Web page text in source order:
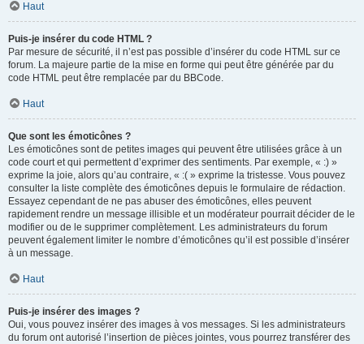
Haut
Puis-je insérer du code HTML ?
Par mesure de sécurité, il n’est pas possible d’insérer du code HTML sur ce
forum. La majeure partie de la mise en forme qui peut être générée par du
code HTML peut être remplacée par du BBCode.
Haut
Que sont les émoticônes ?
Les émoticônes sont de petites images qui peuvent être utilisées grâce à un
code court et qui permettent d’exprimer des sentiments. Par exemple, « :) »
exprime la joie, alors qu’au contraire, « :( » exprime la tristesse. Vous pouvez
consulter la liste complète des émoticônes depuis le formulaire de rédaction.
Essayez cependant de ne pas abuser des émoticônes, elles peuvent
rapidement rendre un message illisible et un modérateur pourrait décider de le
modifier ou de le supprimer complètement. Les administrateurs du forum
peuvent également limiter le nombre d’émoticônes qu’il est possible d’insérer
à un message.
Haut
Puis-je insérer des images ?
Oui, vous pouvez insérer des images à vos messages. Si les administrateurs
du forum ont autorisé l’insertion de pièces jointes, vous pourrez transférer des